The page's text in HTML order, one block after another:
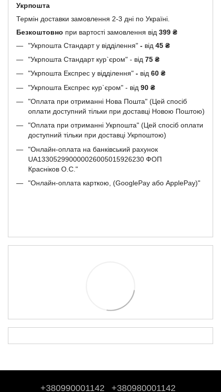
Укрпошта
Термін доставки замовлення 2-3 дні по Україні.
Безкоштовно при вартості замовлення від 399 ₴
"Укрпошта Стандарт у відділення" - від 45 ₴
"Укрпошта Стандарт кур`єром" - від 75 ₴
"Укрпошта Експрес у відділення" - від 60 ₴
"Укрпошта Експрес кур`єром" - від 90 ₴
"Оплата при отриманні Нова Пошта" (Цей спосіб
оплати доступний тільки при доставці Новою Поштою)
"Оплата при отриманні Укрпошта" (Цей спосіб оплати
доступний тільки при доставці Укрпоштою)
"Онлайн-оплата на банківський рахунок
UA133052990000026005015926230 ФОП
Красніков О.С."
"Онлайн-оплата карткою, (GooglePay або ApplePay)"
+380990001142 +380980001142